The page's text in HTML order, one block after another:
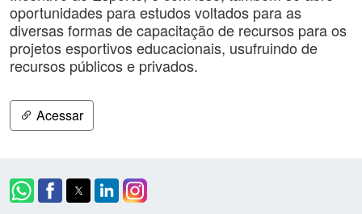
oportunidades para estudos voltados para as
diversas formas de capacitação de recursos para os
projetos esportivos educacionais, usufruindo de
recursos públicos e privados.
Acessar